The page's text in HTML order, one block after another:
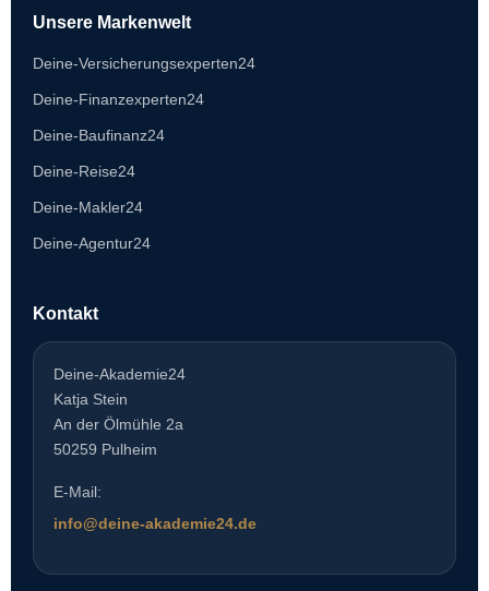
Unsere Markenwelt
Deine-Versicherungsexperten24
Deine-Finanzexperten24
Deine-Baufinanz24
Deine-Reise24
Deine-Makler24
Deine-Agentur24
Kontakt
Deine-Akademie24
Katja Stein
An der Ölmühle 2a
50259 Pulheim
E-Mail:
info@deine-akademie24.de